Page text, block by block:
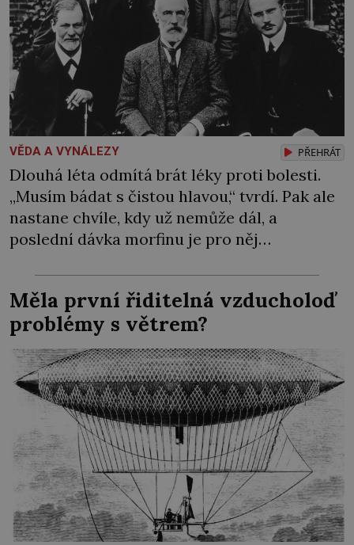
VĚDA A VYNÁLEZY PŘEHRÁT
Dlouhá léta odmítá brát léky proti bolesti.
„Musím bádat s čistou hlavou,“ tvrdí. Pak ale
nastane chvíle, kdy už nemůže dál, a
poslední dávka morfinu je pro něj
psychoanalýzy Sigmunda Freuda (†1939) je
vskutku internacionální. Na svět přichází 6.
května 1856 v moravském Příboru v německy
mluvící rodině původem z polské Haliče. Už
v dětství […]
Měla první řiditelná vzducholoď
problémy s větrem?